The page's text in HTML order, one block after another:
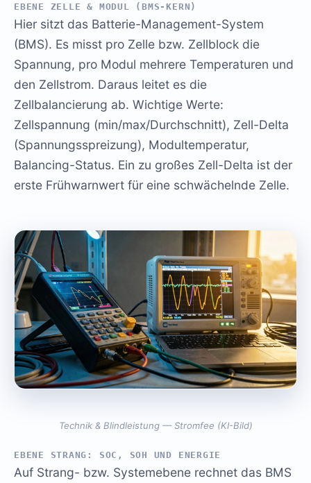
EBENE ZELLE & MODUL (BMS-KERN)
Hier sitzt das Batterie-Management-System
(BMS). Es misst pro Zelle bzw. Zellblock die
Spannung, pro Modul mehrere Temperaturen und
den Zellstrom. Daraus leitet es die
Zellbalancierung ab. Wichtige Werte:
Zellspannung (min/max/Durchschnitt), Zell-Delta
(Spannungsspreizung), Modultemperatur,
Balancing-Status. Ein zu großes Zell-Delta ist der
erste Frühwarnwert für eine schwächelnde Zelle.
Technik & Blindleistung — Stromfee (KI-Bild)
EBENE STRANG: SOC, SOH UND ENERGIE
Auf Strang- bzw. Systemebene rechnet das BMS